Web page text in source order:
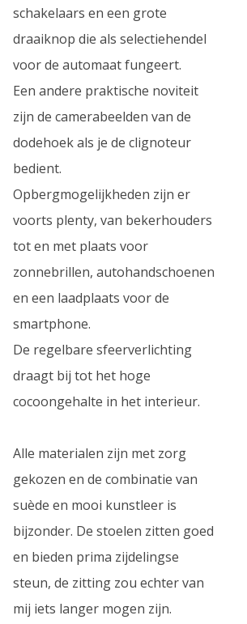
schakelaars en een grote
draaiknop die als selectiehendel
voor de automaat fungeert.
Een andere praktische noviteit
zijn de camerabeelden van de
dodehoek als je de clignoteur
bedient.
Opbergmogelijkheden zijn er
voorts plenty, van bekerhouders
tot en met plaats voor
zonnebrillen, autohandschoenen
en een laadplaats voor de
smartphone.
De regelbare sfeerverlichting
draagt bij tot het hoge
cocoongehalte in het interieur.
Alle materialen zijn met zorg
gekozen en de combinatie van
suède en mooi kunstleer is
bijzonder. De stoelen zitten goed
en bieden prima zijdelingse
steun, de zitting zou echter van
mij iets langer mogen zijn.